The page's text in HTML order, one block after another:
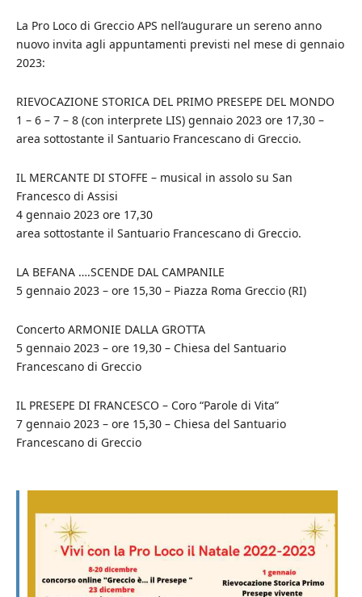
La Pro Loco di Greccio APS nell’augurare un sereno anno
nuovo invita agli appuntamenti previsti nel mese di gennaio
2023:
RIEVOCAZIONE STORICA DEL PRIMO PRESEPE DEL MONDO
1 – 6 – 7 – 8 (con interprete LIS) gennaio 2023 ore 17,30 –
area sottostante il Santuario Francescano di Greccio.
IL MERCANTE DI STOFFE – musical in assolo su San
Francesco di Assisi
4 gennaio 2023 ore 17,30
area sottostante il Santuario Francescano di Greccio.
LA BEFANA ….SCENDE DAL CAMPANILE
5 gennaio 2023 – ore 15,30 – Piazza Roma Greccio (RI)
Concerto ARMONIE DALLA GROTTA
5 gennaio 2023 – ore 19,30 – Chiesa del Santuario
Francescano di Greccio
IL PRESEPE DI FRANCESCO – Coro “Parole di Vita”
7 gennaio 2023 – ore 15,30 – Chiesa del Santuario
Francescano di Greccio